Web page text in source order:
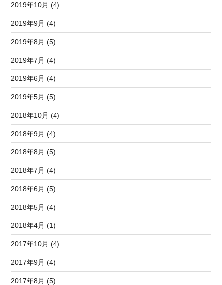
2019年10月 (4)
2019年9月 (4)
2019年8月 (5)
2019年7月 (4)
2019年6月 (4)
2019年5月 (5)
2018年10月 (4)
2018年9月 (4)
2018年8月 (5)
2018年7月 (4)
2018年6月 (5)
2018年5月 (4)
2018年4月 (1)
2017年10月 (4)
2017年9月 (4)
2017年8月 (5)